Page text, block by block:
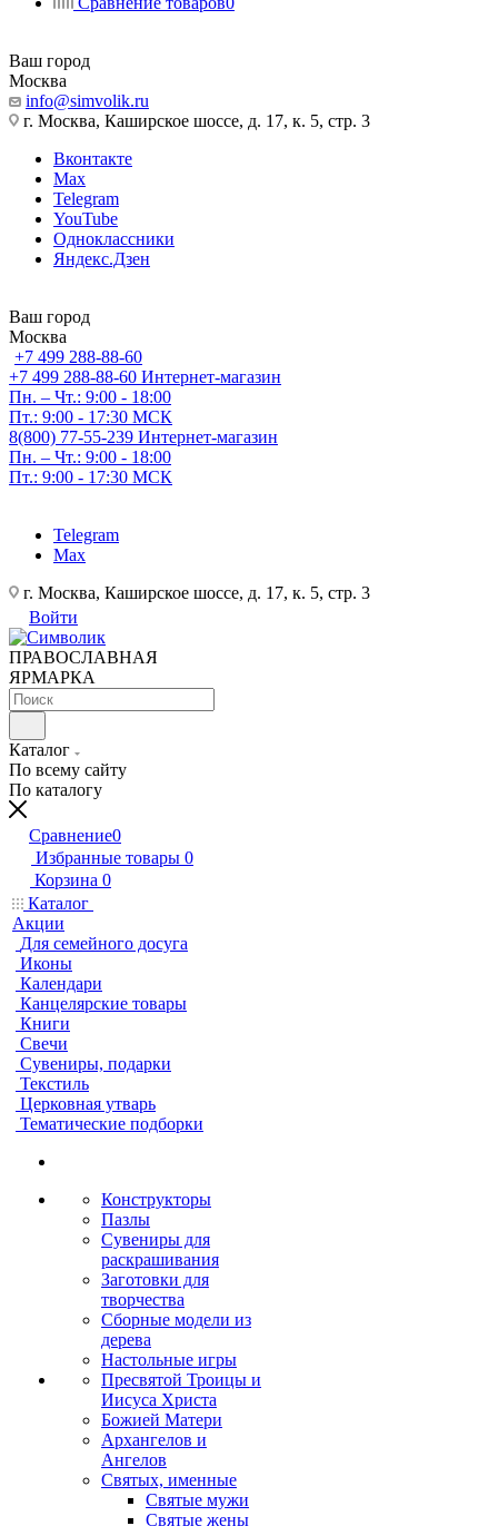
Ваш город
Москва
info@simvolik.ru
г. Москва, Каширское шоссе, д. 17, к. 5, стр. 3
Вконтакте
Max
Telegram
YouTube
Одноклассники
Яндекс.Дзен
Ваш город
Москва
+7 499 288-88-60
+7 499 288-88-60 Интернет-магазин
Пн. – Чт.: 9:00 - 18:00
Пт.: 9:00 - 17:30 МСК
8(800) 77-55-239 Интернет-магазин
Пн. – Чт.: 9:00 - 18:00
Пт.: 9:00 - 17:30 МСК
Telegram
Max
г. Москва, Каширское шоссе, д. 17, к. 5, стр. 3
Войти
ПРАВОСЛАВНАЯ
ЯРМАРКА
Каталог
По всему сайту
По каталогу
Сравнение0
Избранные товары 0
Корзина 0
Каталог
Акции
Для семейного досуга
Иконы
Календари
Канцелярские товары
Книги
Свечи
Сувениры, подарки
Текстиль
Церковная утварь
Тематические подборки
Конструкторы
Пазлы
Сувениры для
раскрашивания
Заготовки для
творчества
Сборные модели из
дерева
Настольные игры
Пресвятой Троицы и
Иисуса Христа
Божией Матери
Архангелов и
Ангелов
Святых, именные
Святые мужи
Святые жены